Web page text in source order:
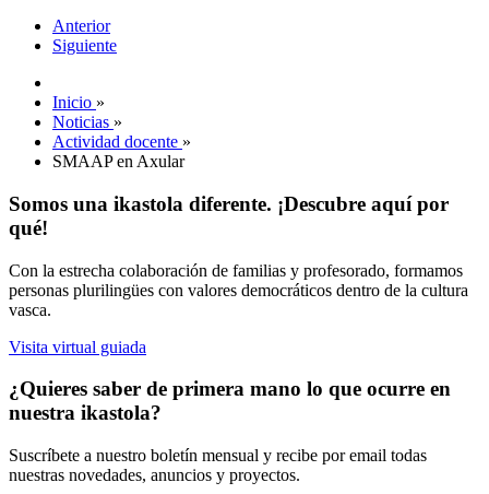
Anterior
Siguiente
Inicio »
Noticias »
Actividad docente »
SMAAP en Axular
Somos una ikastola diferente. ¡Descubre aquí por
qué!
Con la estrecha colaboración de familias y profesorado, formamos
personas plurilingües con valores democráticos dentro de la cultura
vasca.
Visita virtual guiada
¿Quieres saber de primera mano lo que ocurre en
nuestra ikastola?
Suscríbete a nuestro boletín mensual y recibe por email todas
nuestras novedades, anuncios y proyectos.